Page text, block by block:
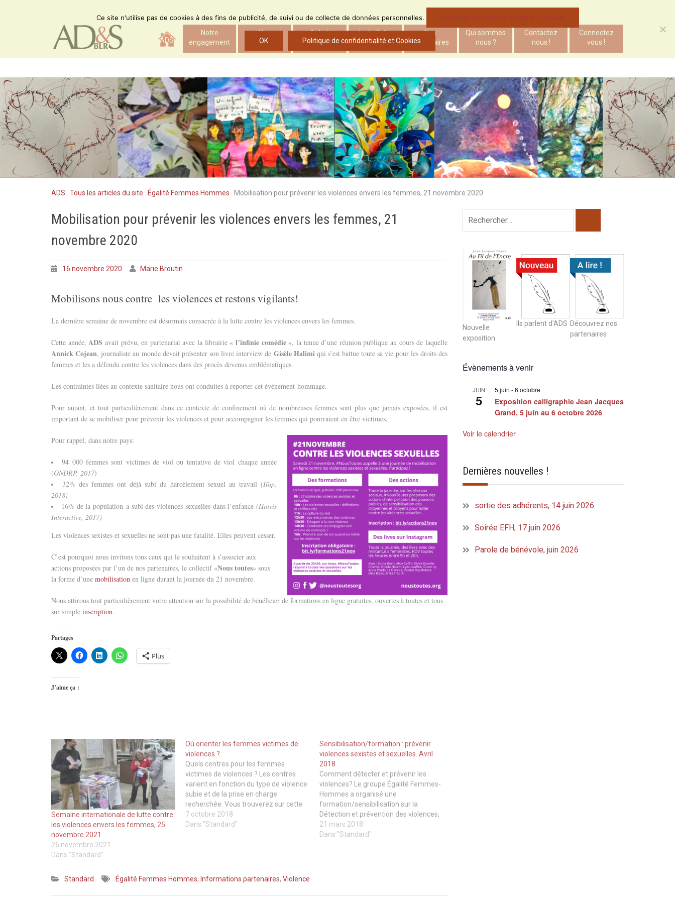
ADS
Notre
engagement
Nos
actions
Aide à
l’insertion
Le bulletin
d’ADS
Nos
partenaires
Qui sommes
nous ?
Contactez
nous !
Connectez
vous !
ADS Tous les articles du site Égalité Femmes Hommes Mobilisation pour prévenir les violences envers les femmes, 21 novembre 2020
Mobilisation pour prévenir les violences envers les femmes, 21
novembre 2020
16 novembre 2020 Marie Broutin
Mobilisons nous contre les violences et restons vigilants!
La dernière semaine de novembre est désormais consacrée à la lutte contre les violences envers les femmes.
Cette année, ADS avait prévu, en partenariat avec la librairie « l’infinie comédie», la tenue d’une réunion publique au cours de laquelle
Annick Cojean, journaliste au monde devait présenter son livre interview de Gisèle Halimi qui s’est battue toute sa vie pour les droits des
femmes et les a défendu contre les violences dans des procès devenus emblématiques.
Les contraintes liées au contexte sanitaire nous ont conduites à reporter cet événement-hommage.
Pour autant, et tout particulièrement dans ce contexte de confinement où de nombreuses femmes sont plus que jamais exposées, il est
important de se mobiliser pour prévenir les violences et pour accompagner les femmes qui pourraient en être victimes.
Pour rappel, dans notre pays:
94 000 femmes sont victimes de viol ou tentative de viol chaque année
(ONDRP, 2017)
32% des femmes ont déjà subi du harcèlement sexuel au travail (Ifop,
2018)
16% de la population a subi des violences sexuelles dans l’enfance (Harris
Interactive, 2017)
Les violences sexistes et sexuelles ne sont pas une fatalité. Elles peuvent cesser.
C’est pourquoi nous invitons tous ceux qui le souhaitent à s’associer aux
actions proposées par l’un de nos partenaires, le collectif «Nous toutes» sous
la forme d’une mobilisation en ligne durant la journée du 21 novembre.
Nous attirons tout particulièrement votre attention sur la possibilité de bénéficier de formations en ligne gratuites, ouvertes à toutes et tous
sur simple inscription.
Partages
Plus
J’aime ça :
Semaine internationale de lutte contre
les violences envers les femmes, 25
novembre 2021
26 novembre 2021
Dans "Standard"
Où orienter les femmes victimes de
violences ?
Quels centres pour les femmes
victimes de violences ? Les centres
varient en fonction du type de violence
subie et de la prise en charge
recherchée. Vous trouverez sur cette
carte les adresses des centres en Ile
de France répondant à vos besoins :
7 octobre 2018
Dans "Standard"
Sensibilisation/formation : prévenir
violences sexistes et sexuelles. Avril
2018
Comment détecter et prévenir les
violences? Le groupe Égalité Femmes-
Hommes a organisé une
formation/sensibilisation sur la
Détection et prévention des violences,
animée par Caroline de Haas
du groupe F le 10 avril, salle Dolto à
21 mars 2018
Dans "Standard"
Standard Égalité Femmes Hommes, Informations partenaires, Violence
Nouvelle
exposition
Ils parlent d'ADS Découvrez nos
partenaires
Évènements à venir
JUIN
5
5 juin -6 octobre
Exposition calligraphie Jean Jacques
Grand, 5 juin au 6 octobre 2026
Voir le calendrier
Dernières nouvelles !
sortie des adhérents, 14 juin 2026
Soirée EFH, 17 juin 2026
Parole de bénévole, juin 2026
Ce site n'utilise pas de cookies à des fins de publicité, de suivi ou de collecte de données personnelles. Politique de confidentialité et Cookies
OK Politique de confidentialité et Cookies